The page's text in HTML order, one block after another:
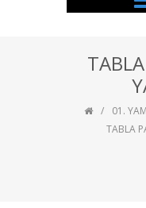
01.
TABLA